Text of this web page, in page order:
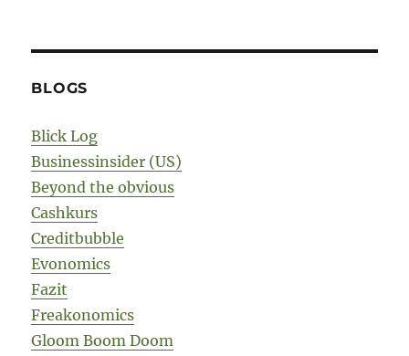
BLOGS
Blick Log
Businessinsider (US)
Beyond the obvious
Cashkurs
Creditbubble
Evonomics
Fazit
Freakonomics
Gloom Boom Doom